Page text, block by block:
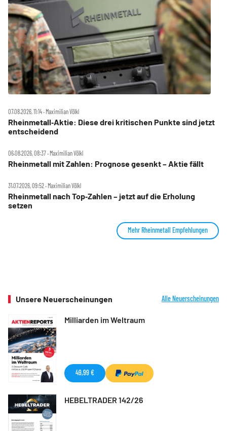
07.08.2026, 11:14 ‧ Maximilian Völkl
Rheinmetall‑Aktie: Diese drei kritischen Punkte sind jetzt
entscheidend
06.08.2026, 08:37 ‧ Maximilian Völkl
Rheinmetall mit Zahlen: Prognose gesenkt – Aktie fällt
31.07.2026, 09:52 ‧ Maximilian Völkl
Rheinmetall nach Top‑Zahlen – jetzt auf die Erholung
setzen
Mehr Rheinmetall Empfehlungen
Unsere Neuerscheinungen Alle Neuerscheinungen
Milliarden im Weltraum
49,99 €
HEBELTRADER 142/26